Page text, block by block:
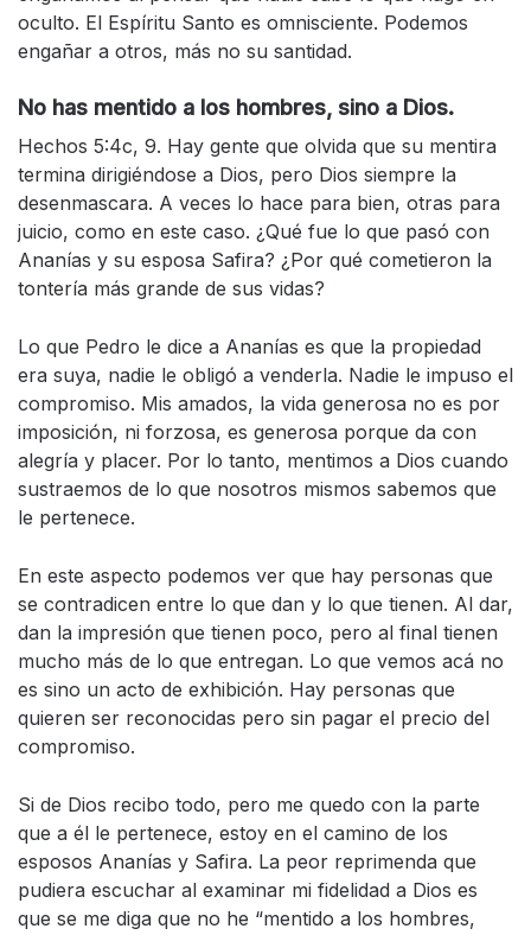
oculto. El Espíritu Santo es omnisciente. Podemos
engañar a otros, más no su santidad.
No has mentido a los hombres, sino a Dios.
Hechos 5:4c, 9. Hay gente que olvida que su mentira
termina dirigiéndose a Dios, pero Dios siempre la
desenmascara. A veces lo hace para bien, otras para
juicio, como en este caso. ¿Qué fue lo que pasó con
Ananías y su esposa Safira? ¿Por qué cometieron la
tontería más grande de sus vidas?
Lo que Pedro le dice a Ananías es que la propiedad
era suya, nadie le obligó a venderla. Nadie le impuso el
compromiso. Mis amados, la vida generosa no es por
imposición, ni forzosa, es generosa porque da con
alegría y placer. Por lo tanto, mentimos a Dios cuando
sustraemos de lo que nosotros mismos sabemos que
le pertenece.
En este aspecto podemos ver que hay personas que
se contradicen entre lo que dan y lo que tienen. Al dar,
dan la impresión que tienen poco, pero al final tienen
mucho más de lo que entregan. Lo que vemos acá no
es sino un acto de exhibición. Hay personas que
quieren ser reconocidas pero sin pagar el precio del
compromiso.
Si de Dios recibo todo, pero me quedo con la parte
que a él le pertenece, estoy en el camino de los
esposos Ananías y Safira. La peor reprimenda que
pudiera escuchar al examinar mi fidelidad a Dios es
que se me diga que no he “mentido a los hombres,